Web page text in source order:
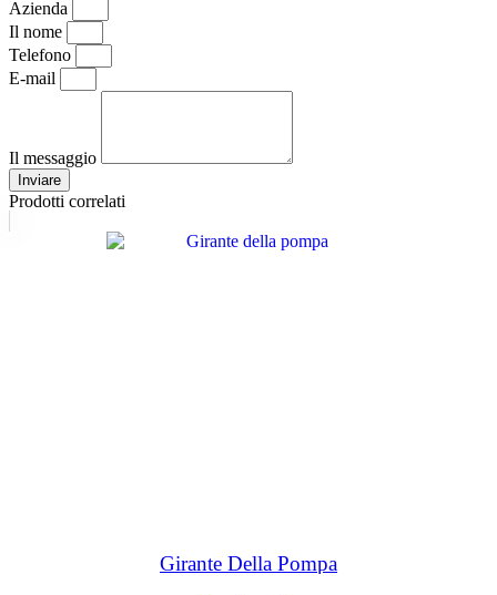
Azienda
Il nome
Telefono
E-mail
Il messaggio
Inviare
Prodotti correlati
Girante Della Pompa